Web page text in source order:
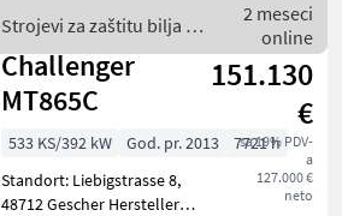
Neigungsausgleich
Strojevi za zaštitu bilja /
Challenger
2 meseci
online
Challenger
MT865C
151.130
€
sa 19% PDV-
a
127.000 €
neto
533 KS/392 kW God. pr. 2013
7721 h
Standort: Liebigstrasse 8,
48712 Gescher Hersteller